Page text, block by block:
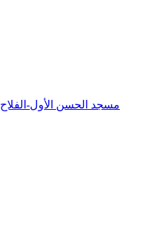
مسجد الحسن الأول-الفلاح 1-دار ولد زيدوح - الفقيه بن صالح